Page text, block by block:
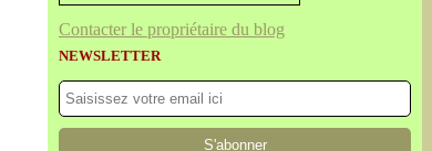
Contacter le propriétaire du blog
NEWSLETTER